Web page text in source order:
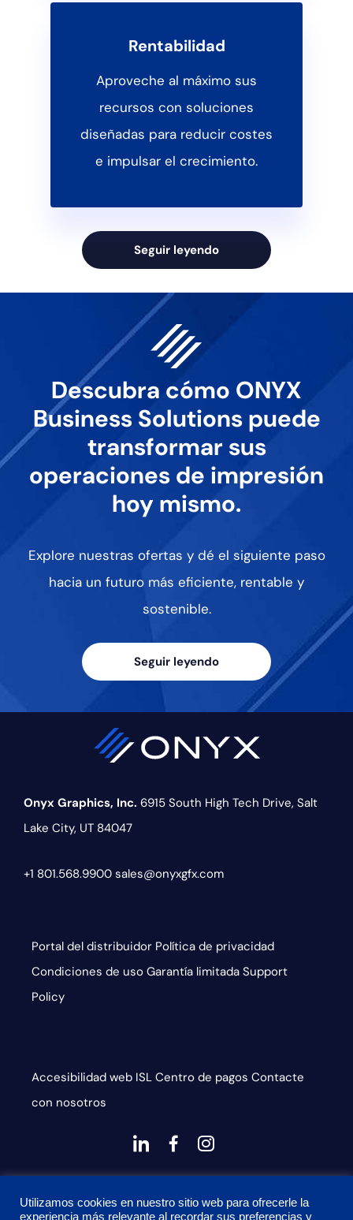
Rentabilidad
Aproveche al máximo sus
recursos con soluciones
diseñadas para reducir costes
e impulsar el crecimiento.
Seguir leyendo
Descubra cómo ONYX
Business Solutions puede
transformar sus
operaciones de impresión
hoy mismo.
Explore nuestras ofertas y dé el siguiente paso
hacia un futuro más eficiente, rentable y
sostenible.
Seguir leyendo
Onyx Graphics, Inc. 6915 South High Tech Drive, Salt
Lake City, UT 84047
+1 801.568.9900 sales@onyxgfx.com
Portal del distribuidor Política de privacidad
Condiciones de uso Garantía limitada Support
Policy
Accesibilidad web ISL Centro de pagos Contacte
con nosotros
dashicons-
linkedin
dashicons-
facebook-
alt
instagram
Privacy Policy and Terms of Service apply
Utilizamos cookies en nuestro sitio web para ofrecerle la
experiencia más relevante al recordar sus preferencias y